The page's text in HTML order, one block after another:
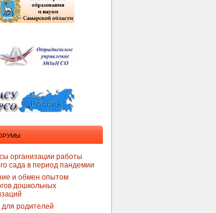
организации работы
сада в период пандемии
и обмен опытом
дошкольных
родителей